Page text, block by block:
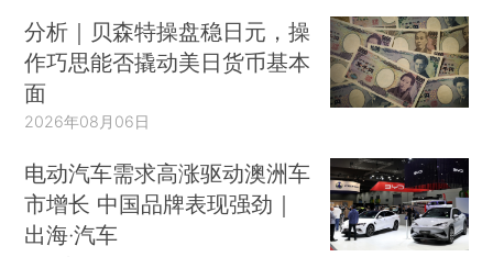
分析｜贝森特操盘稳日元，操
作巧思能否撬动美日货币基本
面
2026年08月06日
电动汽车需求高涨驱动澳洲车
市增长 中国品牌表现强劲｜
出海·汽车